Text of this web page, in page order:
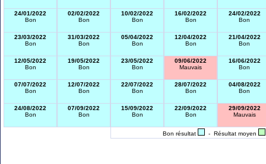
24/01/2022
Bon
02/02/2022
Bon
10/02/2022
Bon
16/02/2022
Bon
24/02/2022
Bon
23/03/2022
Bon
31/03/2022
Bon
05/04/2022
Bon
12/04/2022
Bon
21/04/2022
Bon
12/05/2022
Bon
19/05/2022
Bon
23/05/2022
Bon
09/06/2022
Mauvais
16/06/2022
Bon
07/07/2022
Bon
12/07/2022
Bon
22/07/2022
Bon
28/07/2022
Bon
04/08/2022
Bon
24/08/2022
Bon
07/09/2022
Bon
15/09/2022
Bon
22/09/2022
Bon
29/09/2022
Mauvais
Bon résultat - Résultat moyen